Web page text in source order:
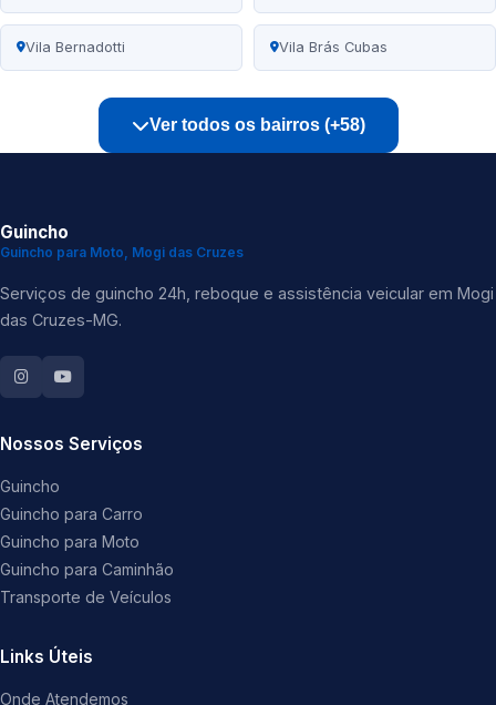
Vila Bernadotti Vila Brás Cubas
Ver todos os bairros (+58)
Guincho
Guincho para Moto, Mogi das Cruzes
Serviços de guincho 24h, reboque e assistência veicular em Mogi
das Cruzes-MG.
Nossos Serviços
Guincho
Guincho para Carro
Guincho para Moto
Guincho para Caminhão
Transporte de Veículos
Links Úteis
Onde Atendemos